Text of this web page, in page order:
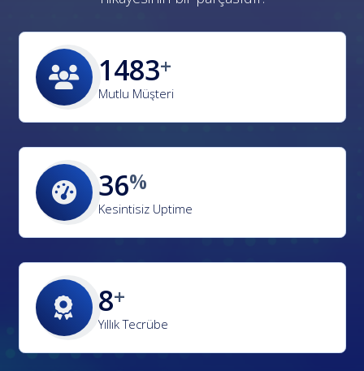
2472
Mutlu Müşteri
60
Kesintisiz Uptime
13
Yıllık Tecrübe